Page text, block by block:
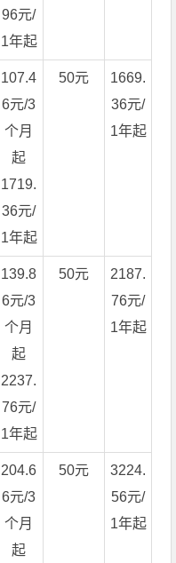
96元/
1年起
107.4
6元/3
个月
起
1719.
36元/
1年起
50元
1669.
36元/
1年起
139.8
6元/3
个月
起
2237.
76元/
1年起
50元
2187.
76元/
1年起
204.6
6元/3
个月
起
50元
3224.
56元/
1年起